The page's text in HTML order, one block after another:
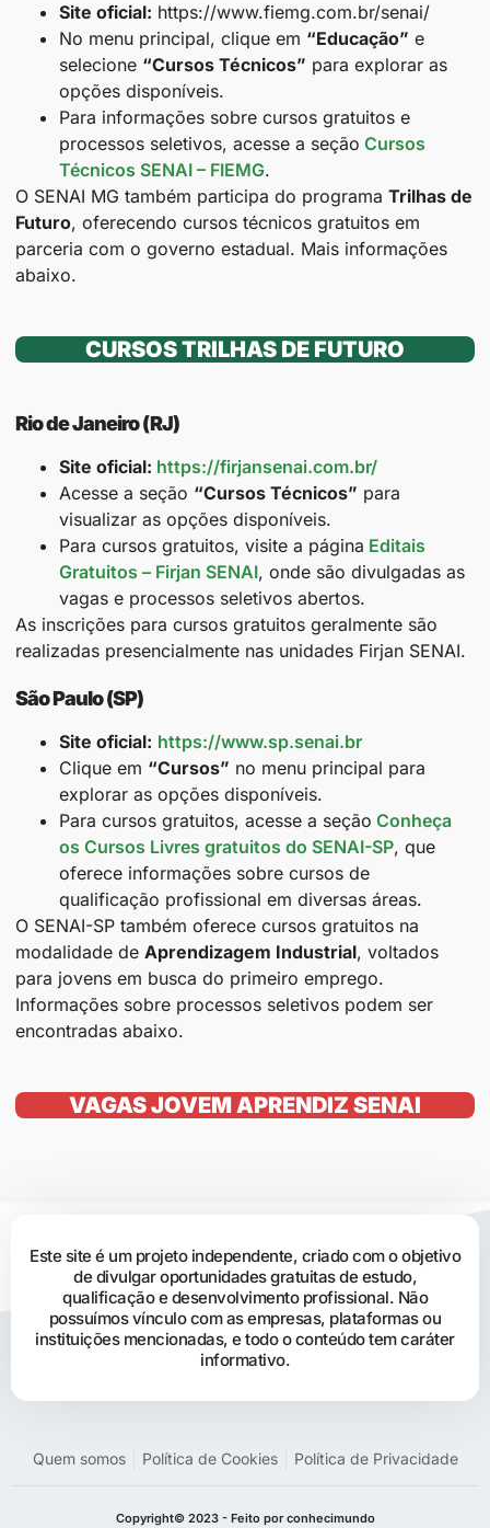
Site oficial: https://www.fiemg.com.br/senai/
No menu principal, clique em “Educação” e
selecione “Cursos Técnicos” para explorar as
opções disponíveis.
Para informações sobre cursos gratuitos e
processos seletivos, acesse a seção Cursos
Técnicos SENAI – FIEMG.
O SENAI MG também participa do programa Trilhas de
Futuro, oferecendo cursos técnicos gratuitos em
parceria com o governo estadual. Mais informações
abaixo.
CURSOS TRILHAS DE FUTURO
Rio de Janeiro (RJ)
Site oficial: https://firjansenai.com.br/
Acesse a seção “Cursos Técnicos” para
visualizar as opções disponíveis.
Para cursos gratuitos, visite a página Editais
Gratuitos – Firjan SENAI, onde são divulgadas as
vagas e processos seletivos abertos.
As inscrições para cursos gratuitos geralmente são
realizadas presencialmente nas unidades Firjan SENAI.​
São Paulo (SP)
Site oficial: https://www.sp.senai.br
Clique em “Cursos” no menu principal para
explorar as opções disponíveis.
Para cursos gratuitos, acesse a seção Conheça
os Cursos Livres gratuitos do SENAI-SP, que
oferece informações sobre cursos de
qualificação profissional em diversas áreas.
O SENAI-SP também oferece cursos gratuitos na
modalidade de Aprendizagem Industrial, voltados
para jovens em busca do primeiro emprego.
Informações sobre processos seletivos podem ser
encontradas abaixo.
VAGAS JOVEM APRENDIZ SENAI
Este site é um projeto independente, criado com o objetivo
de divulgar oportunidades gratuitas de estudo,
qualificação e desenvolvimento profissional. Não
possuímos vínculo com as empresas, plataformas ou
instituições mencionadas, e todo o conteúdo tem caráter
informativo.
Quem somos Política de Cookies Política de Privacidade
Copyright© 2023 - Feito por conhecimundo